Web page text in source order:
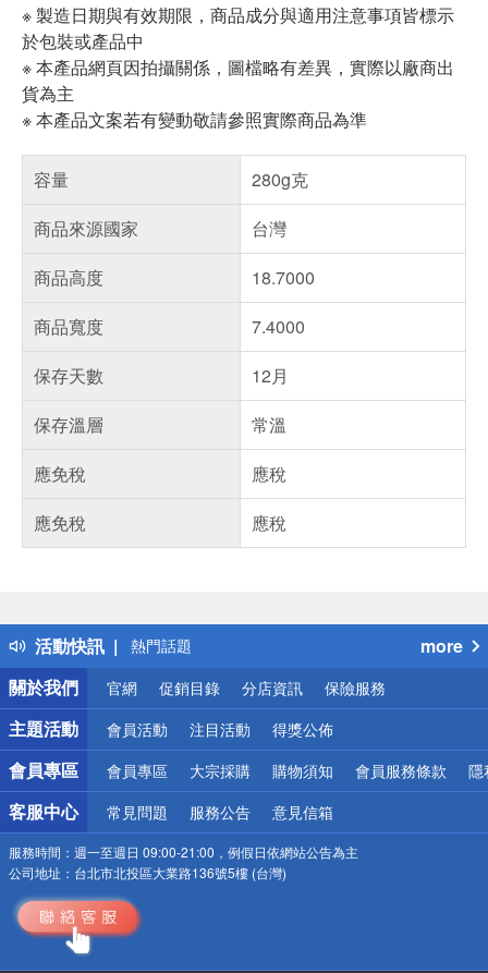
※ 製造日期與有效期限，商品成分與適用注意事項皆標示
於包裝或產品中
※ 本產品網頁因拍攝關係，圖檔略有差異，實際以廠商出
貨為主
※ 本產品文案若有變動敬請參照實際商品為準
容量
280g克
商品來源國家
台灣
商品高度
18.7000
商品寬度
7.4000
保存天數
12月
保存溫層
常溫
應免稅
應稅
應免稅
應稅
活動快訊
得獎公告
熱門話題
銀行優惠
偏遠地區配送
詐騙網頁！請小心！
more
關於我們
官網 促銷目錄 分店資訊 保險服務
主題活動 會員活動 注目活動 得獎公佈
會員專區 會員專區 大宗採購 購物須知 會員服務條款 隱
客服中心 常見問題 服務公告 意見信箱
服務時間： 週一至週日 09:00-21:00，例假日依網站公告為主
公司地址： 台北市北投區大業路136號5樓 (台灣)